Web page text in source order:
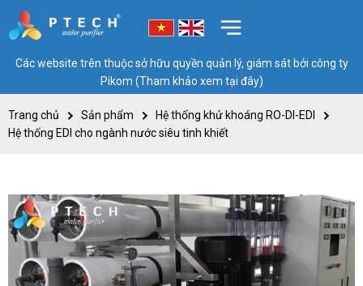
Các website trên thuộc sở hữu quyền quản lý, giám sát bởi công ty
Pikom (Tham khảo xem tại đây)
Trang chủ Sản phẩm
Hệ thống khử khoáng RO-DI-EDI
Hệ thống EDI cho ngành nước siêu tinh khiết